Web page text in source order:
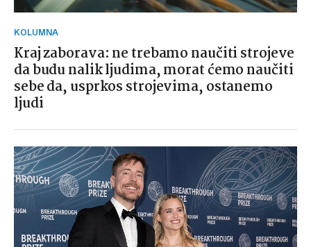
KOLUMNA
Kraj zaborava: ne trebamo naučiti strojeve
da budu nalik ljudima, morat ćemo naučiti
sebe da, usprkos strojevima, ostanemo
ljudi